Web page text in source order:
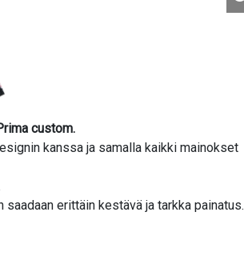
custom.
kanssa ja samalla kaikki mainokset
erittäin kestävä ja tarkka painatus.